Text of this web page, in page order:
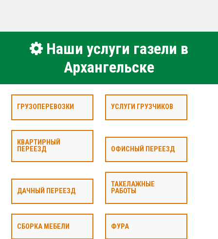
Наши услуги газели в
Архангельске
ГРУЗОПЕРЕВОЗКИ УСЛУГИ ГРУЗЧИКОВ
КВАРТИРНЫЙ
ПЕРЕЕЗД
ОФИСНЫЙ ПЕРЕЕЗД
ДАЧНЫЙ ПЕРЕЕЗД
ТАКЕЛАЖНЫЕ
РАБОТЫ
СБОРКА МЕБЕЛИ ФУРА